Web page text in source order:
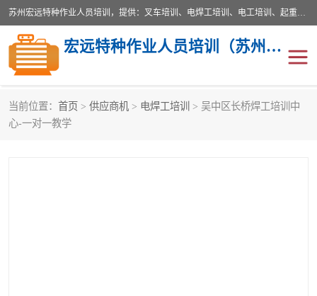
苏州宏远特种作业人员培训，提供：叉车培训、电焊工培训、电工培训、起重机培训、电梯培训、登高培训等服务苏州本地培训服务。始终坚持“以人为本，质量立校”的办学思想，以培养社会应用型人才为己任，明码收费，诚实守信，中途不收任何费用。随到随学，学会为止，一期未学会者免费再学，直到学会为止。
宏远特种作业人员培训（苏州）有限公司
当前位置： 首页 > 供应商机 > 电焊工培训
> 吴中区长桥焊工培训中
心-一对一教学